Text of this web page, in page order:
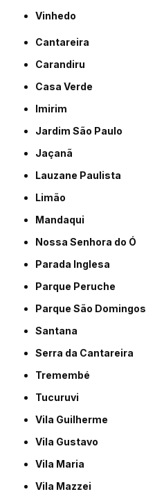
Vinhedo
Cantareira
Carandiru
Casa Verde
Imirim
Jardim São Paulo
Jaçanã
Lauzane Paulista
Limão
Mandaqui
Nossa Senhora do Ó
Parada Inglesa
Parque Peruche
Parque São Domingos
Santana
Serra da Cantareira
Tremembé
Tucuruvi
Vila Guilherme
Vila Gustavo
Vila Maria
Vila Mazzei